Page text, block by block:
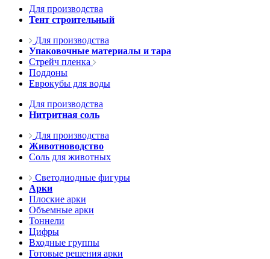
Для производства
Тент строительный
Для производства
Упаковочные материалы и тара
Стрейч пленка
Поддоны
Еврокубы для воды
Для производства
Нитритная соль
Для производства
Животноводство
Соль для животных
Светодиодные фигуры
Арки
Плоские арки
Объемные арки
Тоннели
Цифры
Входные группы
Готовые решения арки